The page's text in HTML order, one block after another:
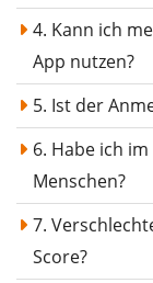
4. Kann ich
App nutzen?
5. Ist der
6. Habe ich
Menschen?
7.
Score?